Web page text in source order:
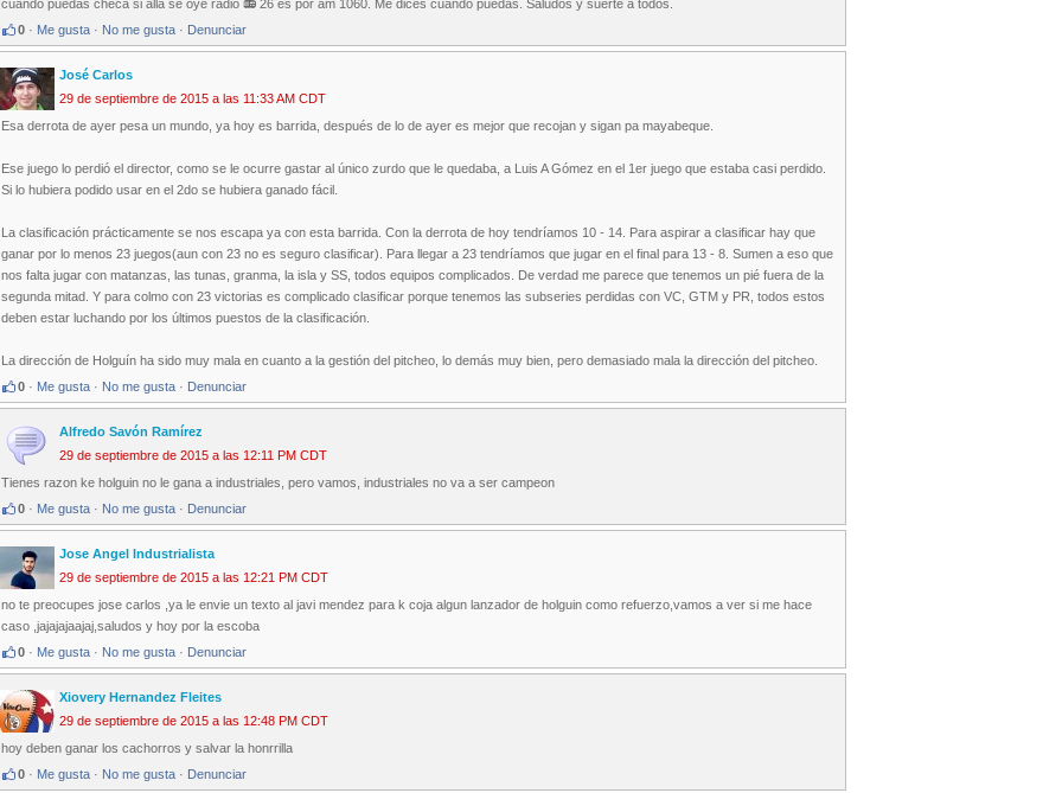
cuando puedas checa si alla se oye radio 📻 26 es por am 1060. Me dices cuando puedas. Saludos y suerte a todos.
0 · Me gusta · No me gusta · Denunciar
José Carlos
29 de septiembre de 2015 a las 11:33 AM CDT
Esa derrota de ayer pesa un mundo, ya hoy es barrida, después de lo de ayer es mejor que recojan y sigan pa mayabeque.
Ese juego lo perdió el director, como se le ocurre gastar al único zurdo que le quedaba, a Luis A Gómez en el 1er juego que estaba casi perdido.
Si lo hubiera podido usar en el 2do se hubiera ganado fácil.
La clasificación prácticamente se nos escapa ya con esta barrida. Con la derrota de hoy tendríamos 10 - 14. Para aspirar a clasificar hay que
ganar por lo menos 23 juegos(aun con 23 no es seguro clasificar). Para llegar a 23 tendríamos que jugar en el final para 13 - 8. Sumen a eso que
nos falta jugar con matanzas, las tunas, granma, la isla y SS, todos equipos complicados. De verdad me parece que tenemos un pié fuera de la
segunda mitad. Y para colmo con 23 victorias es complicado clasificar porque tenemos las subseries perdidas con VC, GTM y PR, todos estos
deben estar luchando por los últimos puestos de la clasificación.
La dirección de Holguín ha sido muy mala en cuanto a la gestión del pitcheo, lo demás muy bien, pero demasiado mala la dirección del pitcheo.
0 · Me gusta · No me gusta · Denunciar
Alfredo Savón Ramírez
29 de septiembre de 2015 a las 12:11 PM CDT
Tienes razon ke holguin no le gana a industriales, pero vamos, industriales no va a ser campeon
0 · Me gusta · No me gusta · Denunciar
Jose Angel Industrialista
29 de septiembre de 2015 a las 12:21 PM CDT
no te preocupes jose carlos ,ya le envie un texto al javi mendez para k coja algun lanzador de holguin como refuerzo,vamos a ver si me hace
caso ,jajajajaajaj,saludos y hoy por la escoba
0 · Me gusta · No me gusta · Denunciar
Xiovery Hernandez Fleites
29 de septiembre de 2015 a las 12:48 PM CDT
hoy deben ganar los cachorros y salvar la honrrilla
0 · Me gusta · No me gusta · Denunciar